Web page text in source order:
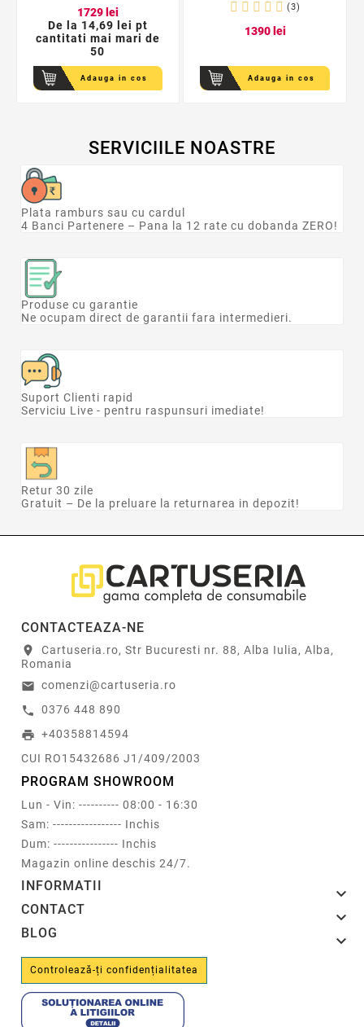
1729lei
De la 14,69 lei pt
cantitati mai mari de
50
Adauga in cos
(3)
1390lei
Adauga in cos
SERVICIILE NOASTRE
Plata ramburs sau cu cardul
4 Banci Partenere – Pana la 12 rate cu dobanda ZERO!
Produse cu garantie
Ne ocupam direct de garantii fara intermedieri.
Suport Clienti rapid
Serviciu Live - pentru raspunsuri imediate!
Retur 30 zile
Gratuit – De la preluare la returnarea in depozit!
CONTACTEAZA-NE
location_on
Cartuseria.ro, Str Bucuresti nr. 88, Alba Iulia, Alba,
Romania
email comenzi@cartuseria.ro
call 0376 448 890
print +40358814594
CUI RO15432686 J1/409/2003
PROGRAM SHOWROOM
Lun - Vin: ---------- 08:00 - 16:30
Sam: ----------------- Inchis
Dum: ---------------- Inchis
Magazin online deschis 24/7.
INFORMATII 
CONTACT 
BLOG 
Controlează-ți confidențialitatea